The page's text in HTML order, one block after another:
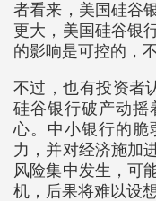
者看来，美国硅谷
更大，美国硅谷银
的影响是可控的，
不过，也有投资者
硅谷银行破产动摇
心。中小银行的脆
力，并对经济施加
风险集中发生，可
机，后果将难以设想